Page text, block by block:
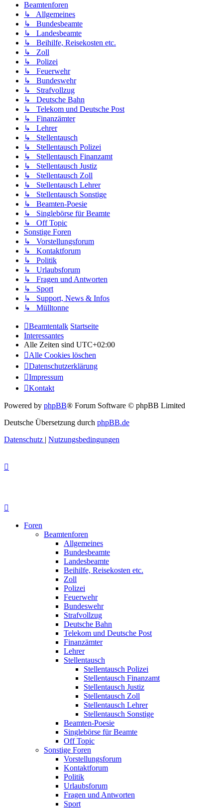
Beamtenforen
↳ Allgemeines
↳ Bundesbeamte
↳ Landesbeamte
↳ Beihilfe, Reisekosten etc.
↳ Zoll
↳ Polizei
↳ Feuerwehr
↳ Bundeswehr
↳ Strafvollzug
↳ Deutsche Bahn
↳ Telekom und Deutsche Post
↳ Finanzämter
↳ Lehrer
↳ Stellentausch
↳ Stellentausch Polizei
↳ Stellentausch Finanzamt
↳ Stellentausch Justiz
↳ Stellentausch Zoll
↳ Stellentausch Lehrer
↳ Stellentausch Sonstige
↳ Beamten-Poesie
↳ Singlebörse für Beamte
↳ Off Topic
Sonstige Foren
↳ Vorstellungsforum
↳ Kontaktforum
↳ Politik
↳ Urlaubsforum
↳ Fragen und Antworten
↳ Sport
↳ Support, News & Infos
↳ Mülltonne
Beamtentalk Startseite
Interessantes
Alle Zeiten sind UTC+02:00
Alle Cookies löschen
Datenschutzerklärung
Impressum
Kontakt
Powered by phpBB® Forum Software © phpBB Limited
Deutsche Übersetzung durch phpBB.de
Datenschutz | Nutzungsbedingungen
Foren
Beamtenforen
Allgemeines
Bundesbeamte
Landesbeamte
Beihilfe, Reisekosten etc.
Zoll
Polizei
Feuerwehr
Bundeswehr
Strafvollzug
Deutsche Bahn
Telekom und Deutsche Post
Finanzämter
Lehrer
Stellentausch
Stellentausch Polizei
Stellentausch Finanzamt
Stellentausch Justiz
Stellentausch Zoll
Stellentausch Lehrer
Stellentausch Sonstige
Beamten-Poesie
Singlebörse für Beamte
Off Topic
Sonstige Foren
Vorstellungsforum
Kontaktforum
Politik
Urlaubsforum
Fragen und Antworten
Sport